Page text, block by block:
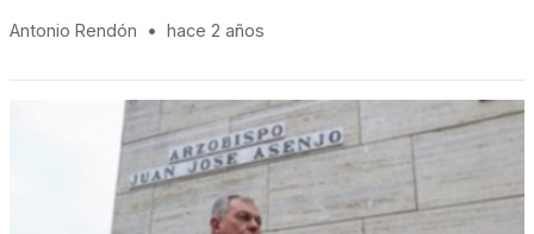
Antonio Rendón • hace 2 años